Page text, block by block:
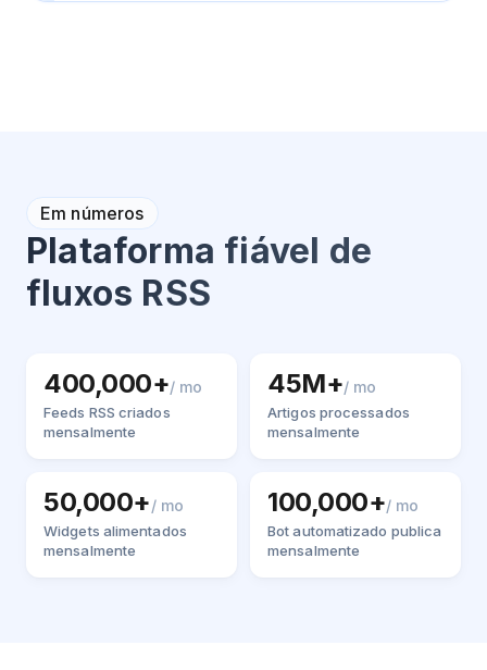
Em números
Plataforma fiável de
fluxos RSS
400,000+/ mo
Feeds RSS criados
mensalmente
45M+/ mo
Artigos processados
mensalmente
50,000+/ mo
Widgets alimentados
mensalmente
100,000+/ mo
Bot automatizado publica
mensalmente